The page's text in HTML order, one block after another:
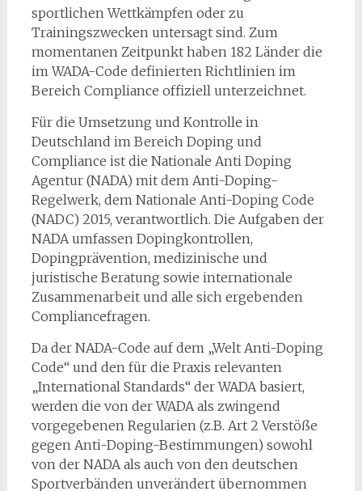
sportlichen Wettkämpfen oder zu
Trainingszwecken untersagt sind. Zum
momentanen Zeitpunkt haben 182 Länder die
im WADA-Code definierten Richtlinien im
Bereich Compliance offiziell unterzeichnet.
Für die Umsetzung und Kontrolle in
Deutschland im Bereich Doping und
Compliance ist die Nationale Anti Doping
Agentur (NADA) mit dem Anti-Doping-
Regelwerk, dem Nationale Anti-Doping Code
(NADC) 2015, verantwortlich. Die Aufgaben der
NADA umfassen Dopingkontrollen,
Dopingprävention, medizinische und
juristische Beratung sowie internationale
Zusammenarbeit und alle sich ergebenden
Compliancefragen.
Da der NADA-Code auf dem „Welt Anti-Doping
Code“ und den für die Praxis relevanten
„International Standards“ der WADA basiert,
werden die von der WADA als zwingend
vorgegebenen Regularien (z.B. Art 2 Verstöße
gegen Anti-Doping-Bestimmungen) sowohl
von der NADA als auch von den deutschen
Sportverbänden unverändert übernommen